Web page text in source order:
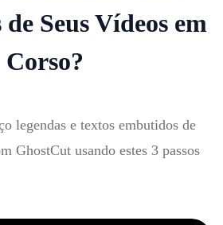
Seus Vídeos em
Corso?
legendas e textos embutidos de
GhostCut usando estes 3 passos